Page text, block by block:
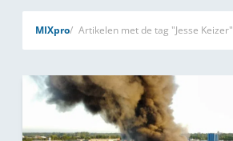
MIXpro Artikelen met de tag "Jesse Keizer"